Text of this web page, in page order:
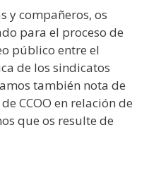
y compañeros, os
para el proceso de
público entre el
de los sindicatos
también nota de
CCOO en relación de
que os resulte de